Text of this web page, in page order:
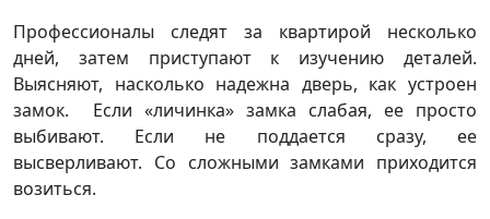
Профессионалы следят за квартирой несколько
дней, затем приступают к изучению деталей.
Выясняют, насколько надежна дверь, как устроен
замок. Если «личинка» замка слабая, ее просто
выбивают. Если не поддается сразу, ее
высверливают. Со сложными замками приходится
возиться.